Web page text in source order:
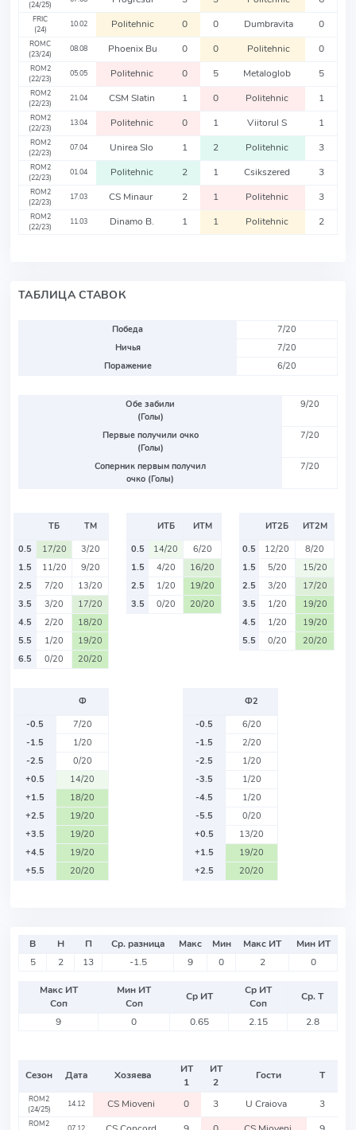
(24/25)
FRIC
(24)
10.02 Politehnic 0 0 Dumbravita 0
ROMC
(23/24)
08.08 Phoenix Bu 0 0 Politehnic 0
ROM2
(22/23)
05.05 Politehnic 0 5 Metaloglob 5
ROM2
(22/23)
21.04 CSM Slatin 1 0 Politehnic 1
ROM2
(22/23)
13.04 Politehnic 0 1 Viitorul S 1
ROM2
(22/23)
07.04 Unirea Slo 1 2 Politehnic 3
ROM2
(22/23)
01.04 Politehnic 2 1 Csikszered 3
ROM2
(22/23)
17.03 CS Minaur 2 1 Politehnic 3
ROM2
(22/23)
11.03 Dinamo B. 1 1 Politehnic 2
ТАБЛИЦА СТАВОК
Победа
7/20
Ничья
7/20
Поражение
6/20
Обе забили
(Голы)
9/20
Первые получили очко
(Голы)
7/20
Соперник первым получил
очко (Голы)
7/20
ТБ
ТМ
0.5
17/20
3/20
1.5
11/20
9/20
2.5
7/20
13/20
3.5
3/20
17/20
4.5
2/20
18/20
5.5
1/20
19/20
6.5
0/20 20/20
ИТБ
ИТМ
0.5
14/20
6/20
1.5
4/20
16/20
2.5
1/20
19/20
3.5
0/20 20/20
ИТ2Б
ИТ2М
0.5
12/20
8/20
1.5
5/20
15/20
2.5
3/20
17/20
3.5
1/20
19/20
4.5
1/20
19/20
5.5
0/20 20/20
Ф
-0.5
7/20
-1.5
1/20
-2.5
0/20
+0.5
14/20
+1.5
18/20
+2.5
19/20
+3.5
19/20
+4.5
19/20
+5.5
20/20
Ф2
-0.5
6/20
-1.5
2/20
-2.5
1/20
-3.5
1/20
-4.5
1/20
-5.5
0/20
+0.5
13/20
+1.5
19/20
+2.5
20/20
В Н П Ср. разница Макс Мин Макс ИТ
Мин ИТ
5
2 13 -1.5 9 0 2 0
Макс ИТ
Соп
Мин ИТ
Соп
Ср ИТ
Ср ИТ
Соп
Ср. Т
9
0 0.65 2.15 2.8
Сезон Дата Хозяева
ИТ
1
ИТ
2
Гости Т
ROM2
(24/25)
14.12 CS Mioveni 0 3 U Craiova 3
ROM2